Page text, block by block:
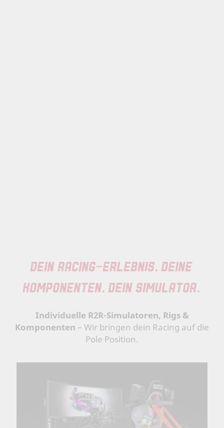
DEIN RACING-ERLEBNIS. DEINE
KOMPONENTEN. DEIN SIMULATOR.
Individuelle R2R-Simulatoren, Rigs &
Komponenten – Wir bringen dein Racing auf die
Pole Position.